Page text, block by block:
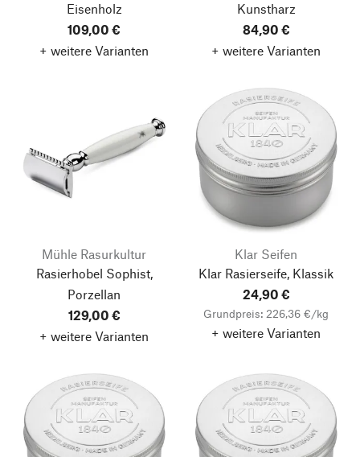
Eisenholz
109,00 €
+ weitere Varianten
Kunstharz
84,90 €
+ weitere Varianten
Mühle Rasurkultur
Rasierhobel Sophist,
Porzellan
129,00 €
+ weitere Varianten
Klar Seifen
Klar Rasierseife, Klassik
24,90 €
Grundpreis: 226,36 €/kg
+ weitere Varianten